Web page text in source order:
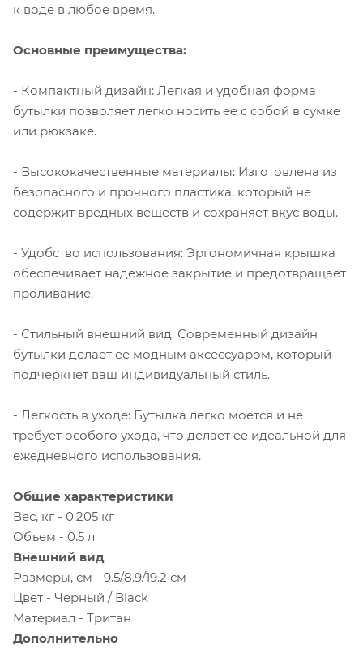
к воде в любое время.
Основные преимущества:
- Компактный дизайн: Легкая и удобная форма
бутылки позволяет легко носить ее с собой в сумке
или рюкзаке.
- Высококачественные материалы: Изготовлена из
безопасного и прочного пластика, который не
содержит вредных веществ и сохраняет вкус воды.
- Удобство использования: Эргономичная крышка
обеспечивает надежное закрытие и предотвращает
проливание.
- Стильный внешний вид: Современный дизайн
бутылки делает ее модным аксессуаром, который
подчеркнет ваш индивидуальный стиль.
- Легкость в уходе: Бутылка легко моется и не
требует особого ухода, что делает ее идеальной для
ежедневного использования.
Общие характеристики
Вес, кг - 0.205 кг
Объем - 0.5 л
Внешний вид
Размеры, см - 9.5/8.9/19.2 см
Цвет - Черный / Black
Материал - Тритан
Дополнительно